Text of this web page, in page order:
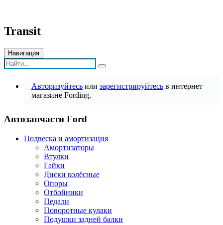
Transit
Навигация
Авторизуйтесь или зарегистрируйтесь в интернет
магазине Fording.
Автозапчасти Ford
Подвеска и амортизация
Амортизаторы
Втулки
Гайки
Диски колёсные
Опоры
Отбойники
Педали
Поворотные кулаки
Подушки задней балки